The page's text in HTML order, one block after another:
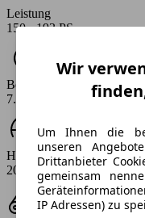
Leistung
150 - 193 PS
Beschleunigung (0-100 km/
7.7 - 9.4 s
Höchstgeschwindigkeit
207 - 220 km/h
Wir
Um Ihnen die
unseren
Drittanbieter
gemeinsam
IP Adressen) zu